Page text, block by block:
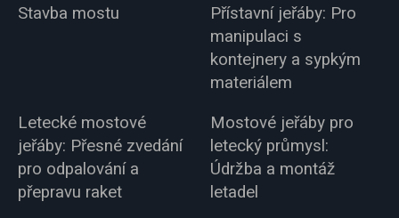
Stavba mostu
Přístavní jeřáby: Pro
manipulaci s
kontejnery a sypkým
materiálem
Letecké mostové
jeřáby: Přesné zvedání
pro odpalování a
přepravu raket
Mostové jeřáby pro
letecký průmysl:
Údržba a montáž
letadel